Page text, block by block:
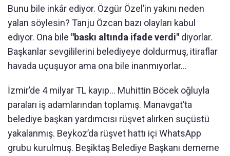
Bunu bile inkâr ediyor. Özgür Özel’in yakını neden
yalan söylesin? Tanju Özcan bazı olayları kabul
ediyor. Ona bile "baskı altında ifade verdi" diyorlar.
Başkanlar sevgililerini belediyeye doldurmuş, itiraflar
havada uçuşuyor ama ona bile inanmıyorlar...
İzmir’de 4 milyar TL kayıp... Muhittin Böcek oğluyla
paraları iş adamlarından toplamış. Manavgat’ta
belediye başkan yardımcısı rüşvet alırken suçüstü
yakalanmış. Beykoz’da rüşvet hattı içi WhatsApp
grubu kurulmuş. Beşiktaş Belediye Başkanı dememe